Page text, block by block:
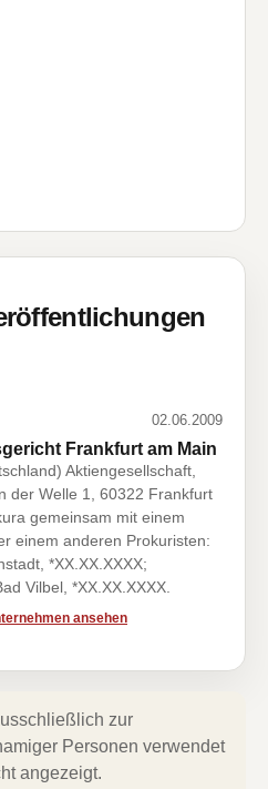
02.06.2009
Frankfurt am Main
Aktiengesellschaft,
der Welle 1, 60322 Frankfurt
gemeinsam mit einem
einem anderen Prokuristen:
*XX.XX.XXXX;
Vilbel, *XX.XX.XXXX.
ansehen
zur
Personen verwendet
angezeigt.